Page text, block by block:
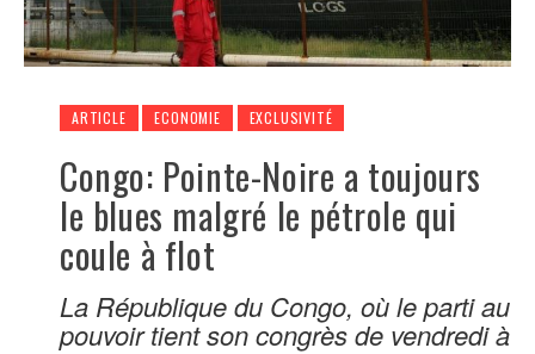
ARTICLE ECONOMIE EXCLUSIVITÉ
Congo: Pointe-Noire a toujours
le blues malgré le pétrole qui
coule à flot
La République du Congo, où le parti au
pouvoir tient son congrès de vendredi à